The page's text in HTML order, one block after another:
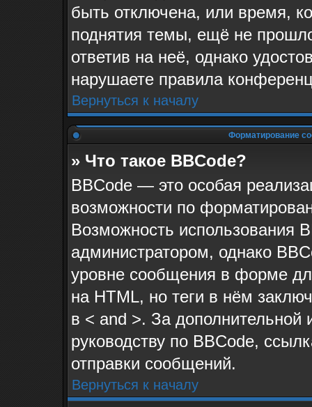
быть отключена, или время,
поднятия темы, ещё не
ответив на неё, однако
нарушаете правила
Вернуться к началу
Форматирование
» Что такое BBCode?
BBCode — это особая
возможности по
Возможность использования
администратором, однако
уровне сообщения в форме
на HTML, но теги в нём
в < and >. За дополнительной
руководству по BBCode,
отправки сообщений.
Вернуться к началу